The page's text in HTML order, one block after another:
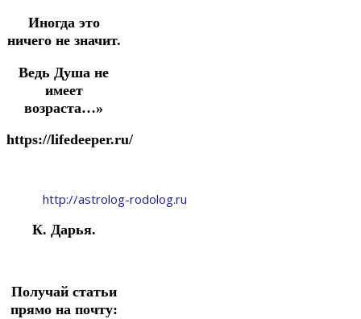
Иногда это
ничего не значит.
Ведь Душа не
имеет
возраста…»
https://lifedeeper.ru/
http://astrolog-rodolog.ru
К. Дарья.
Получай статьи
прямо на почту: